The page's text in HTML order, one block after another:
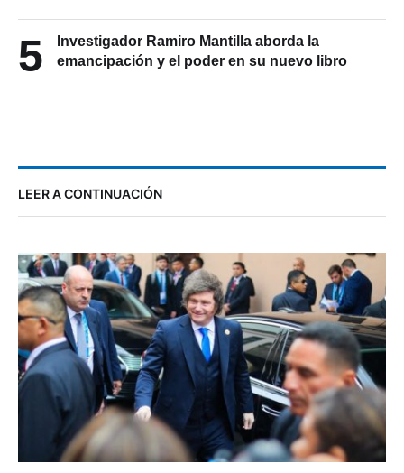
5
Investigador Ramiro Mantilla aborda la
emancipación y el poder en su nuevo libro
LEER A CONTINUACIÓN